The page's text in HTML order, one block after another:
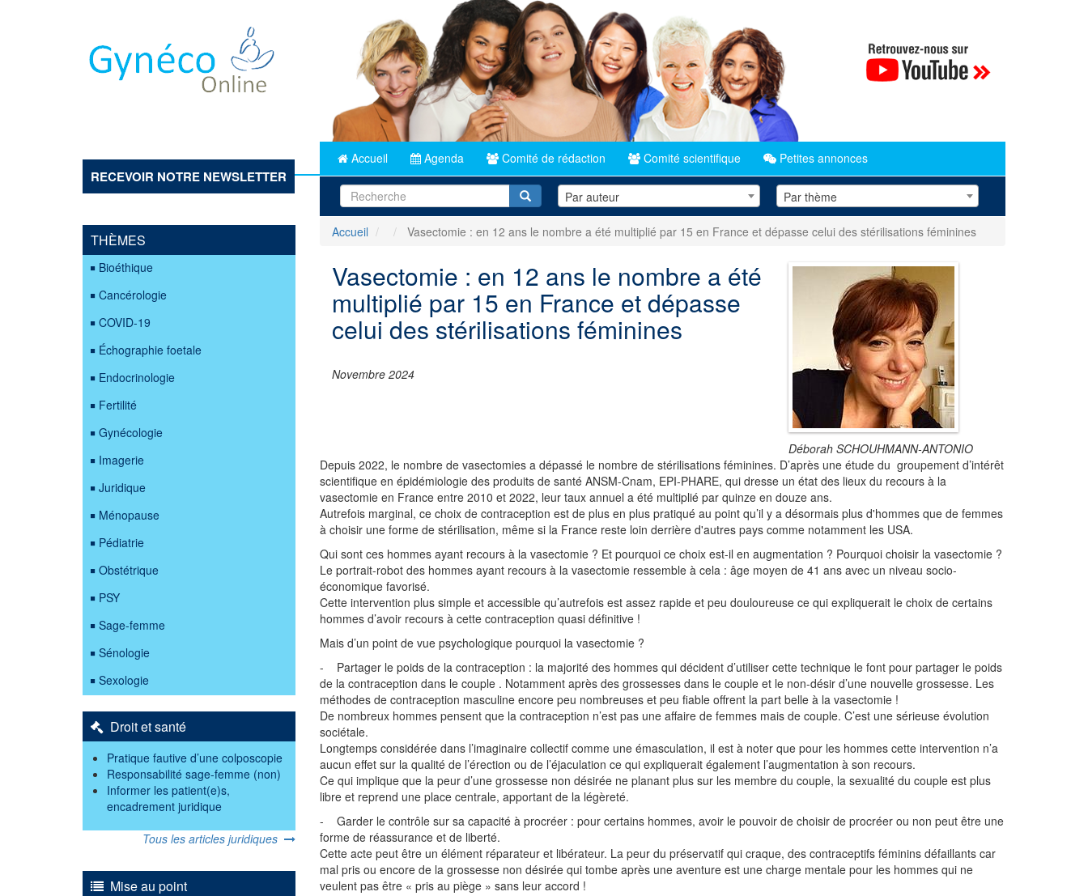
Accueil Agenda Comité de rédaction Comité scientifique Petites annonces
RECEVOIR NOTRE NEWSLETTER
RecherchePar auteur Par thème
Accueil Vasectomie : en 12 ans le nombre a été multiplié par 15 en France et dépasse celui des stérilisations féminines
Vasectomie : en 12 ans le nombre a été
multiplié par 15 en France et dépasse
celui des stérilisations féminines
Novembre 2024
Déborah SCHOUHMANN-ANTONIO
Depuis 2022, le nombre de vasectomies a dépassé le nombre de stérilisations féminines. D’après une étude du groupement d’intérêt
scientifique en épidémiologie des produits de santé ANSM-Cnam, EPI-PHARE, qui dresse un état des lieux du recours à la
vasectomie en France entre 2010 et 2022, leur taux annuel a été multiplié par quinze en douze ans.
Autrefois marginal, ce choix de contraception est de plus en plus pratiqué au point qu’il y a désormais plus d'hommes que de femmes
à choisir une forme de stérilisation, même si la France reste loin derrière d'autres pays comme notamment les USA.
Qui sont ces hommes ayant recours à la vasectomie ? Et pourquoi ce choix est-il en augmentation ? Pourquoi choisir la vasectomie ?
Le portrait-robot des hommes ayant recours à la vasectomie ressemble à cela : âge moyen de 41 ans avec un niveau socio-
économique favorisé.
Cette intervention plus simple et accessible qu’autrefois est assez rapide et peu douloureuse ce qui expliquerait le choix de certains
hommes d’avoir recours à cette contraception quasi définitive !
Mais d’un point de vue psychologique pourquoi la vasectomie ?
- Partager le poids de la contraception : la majorité des hommes qui décident d’utiliser cette technique le font pour partager le poids
de la contraception dans le couple . Notamment après des grossesses dans le couple et le non-désir d’une nouvelle grossesse. Les
méthodes de contraception masculine encore peu nombreuses et peu fiable offrent la part belle à la vasectomie !
De nombreux hommes pensent que la contraception n’est pas une affaire de femmes mais de couple. C’est une sérieuse évolution
sociétale.
Longtemps considérée dans l’imaginaire collectif comme une émasculation, il est à noter que pour les hommes cette intervention n’a
aucun effet sur la qualité de l’érection ou de l’éjaculation ce qui expliquerait également l’augmentation à son recours.
Ce qui implique que la peur d’une grossesse non désirée ne planant plus sur les membre du couple, la sexualité du couple est plus
libre et reprend une place centrale, apportant de la légèreté.
- Garder le contrôle sur sa capacité à procréer : pour certains hommes, avoir le pouvoir de choisir de procréer ou non peut être une
forme de réassurance et de liberté.
Cette acte peut être un élément réparateur et libérateur. La peur du préservatif qui craque, des contraceptifs féminins défaillants car
mal pris ou encore de la grossesse non désirée qui tombe après une aventure est une charge mentale pour les hommes qui ne
veulent pas être « pris au piège » sans leur accord !
THÈMES
Bioéthique
Cancérologie
COVID-19
Échographie foetale
Endocrinologie
Fertilité
Gynécologie
Imagerie
Juridique
Ménopause
Pédiatrie
Obstétrique
PSY
Sage-femme
Sénologie
Sexologie
Droit et santé
Pratique fautive d’une colposcopie
Responsabilité sage-femme (non)
Informer les patient(e)s,
encadrement juridique
Tous les articles juridiques
Mise au point